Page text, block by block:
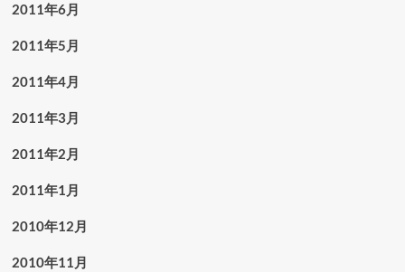
2011年6月
2011年5月
2011年4月
2011年3月
2011年2月
2011年1月
2010年12月
2010年11月